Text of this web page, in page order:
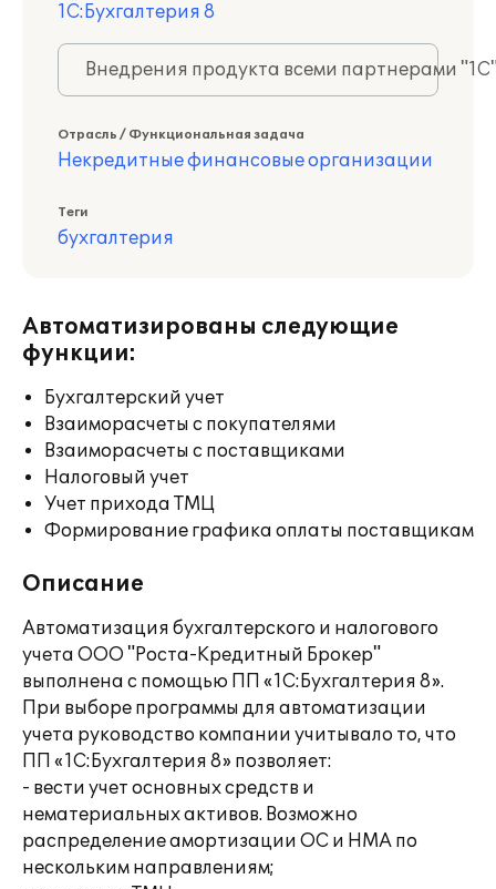
1С:Бухгалтерия 8
Внедрения продукта всеми партнерами
Отрасль / Функциональная задача
Некредитные финансовые организации
Теги
бухгалтерия
Автоматизированы следующие
функции:
Бухгалтерский учет
Взаиморасчеты с покупателями
Взаиморасчеты с поставщиками
Налоговый учет
Учет прихода ТМЦ
Формирование графика оплаты поставщикам
Описание
Автоматизация бухгалтерского и налогового
учета ООО "Роста-Кредитный Брокер"
выполнена с помощью ПП «1С:Бухгалтерия 8».
При выборе программы для автоматизации
учета руководство компании учитывало то, что
ПП «1С:Бухгалтерия 8» позволяет:
- вести учет основных средств и
нематериальных активов. Возможно
распределение амортизации ОС и НМА по
нескольким направлениям;